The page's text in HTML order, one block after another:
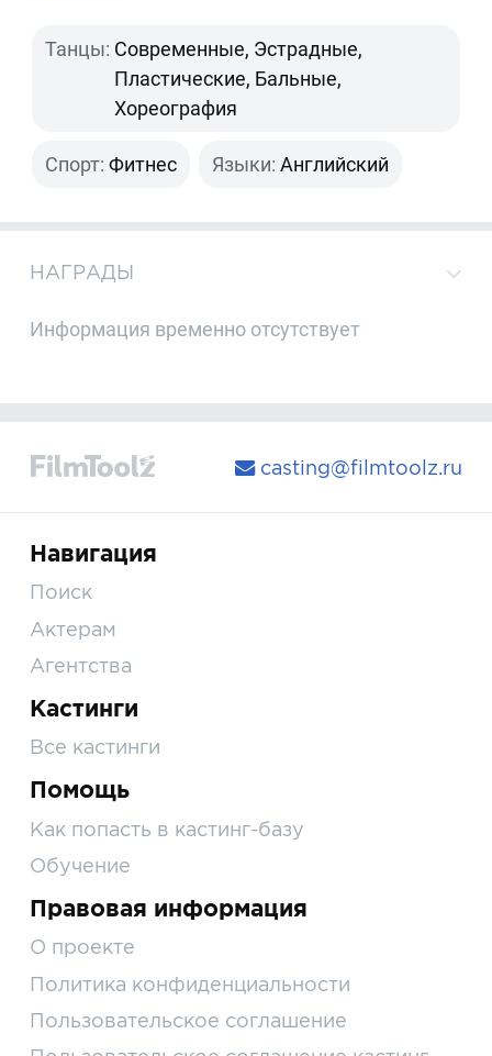
Танцы: Современные, Эстрадные,
Пластические, Бальные,
Хореография
Спорт: Фитнес Языки: Английский
НАГРАДЫ
Информация временно отсутствует
casting@filmtoolz.ru
Навигация
Поиск
Актерам
Агентства
Кастинги
Все кастинги
Помощь
Как попасть в кастинг-базу
Обучение
Правовая информация
О проекте
Политика конфиденциальности
Пользовательское соглашение